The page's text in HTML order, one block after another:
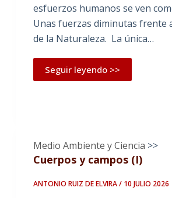
esfuerzos humanos se ven
Unas fuerzas diminutas frente
de la Naturaleza. La única…
Seguir leyendo >>
Medio Ambiente y Ciencia >>
Cuerpos y campos (I)
ANTONIO RUIZ DE ELVIRA / 10 JULIO 2026